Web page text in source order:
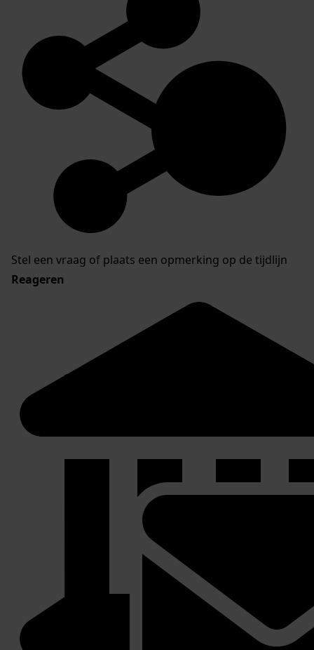
Stel een vraag of plaats een opmerking op de tijdlijn
Reageren